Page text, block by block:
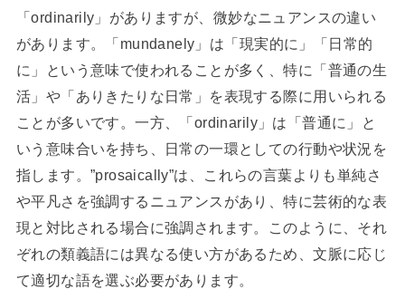
「ordinarily」がありますが、微妙なニュアンスの違い
があります。「mundanely」は「現実的に」「日常的
に」という意味で使われることが多く、特に「普通の生
活」や「ありきたりな日常」を表現する際に用いられる
ことが多いです。一方、「ordinarily」は「普通に」と
いう意味合いを持ち、日常の一環としての行動や状況を
指します。”prosaically”は、これらの言葉よりも単純さ
や平凡さを強調するニュアンスがあり、特に芸術的な表
現と対比される場合に強調されます。このように、それ
ぞれの類義語には異なる使い方があるため、文脈に応じ
て適切な語を選ぶ必要があります。